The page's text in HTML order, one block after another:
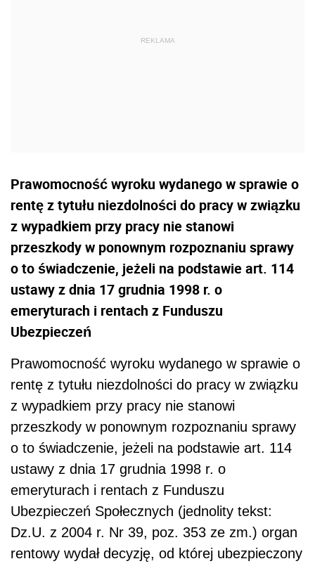
Prawomocność wyroku wydanego w sprawie o
rentę z tytułu niezdolności do pracy w związku
z wypadkiem przy pracy nie stanowi
przeszkody w ponownym rozpoznaniu sprawy
o to świadczenie, jeżeli na podstawie art. 114
ustawy z dnia 17 grudnia 1998 r. o
emeryturach i rentach z Funduszu
Ubezpieczeń
Prawomocność wyroku wydanego w sprawie o
rentę z tytułu niezdolności do pracy w związku
z wypadkiem przy pracy nie stanowi
przeszkody w ponownym rozpoznaniu sprawy
o to świadczenie, jeżeli na podstawie art. 114
ustawy z dnia 17 grudnia 1998 r. o
emeryturach i rentach z Funduszu
Ubezpieczeń Społecznych (jednolity tekst:
Dz.U. z 2004 r. Nr 39, poz. 353 ze zm.) organ
rentowy wydał decyzję, od której ubezpieczony